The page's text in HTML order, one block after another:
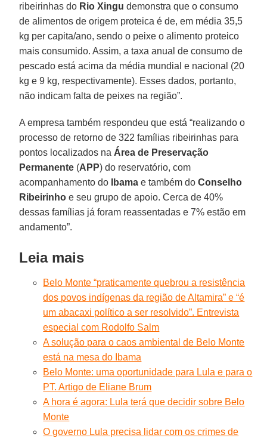
ribeirinhas do Rio Xingu demonstra que o consumo
de alimentos de origem proteica é de, em média 35,5
kg per capita/ano, sendo o peixe o alimento proteico
mais consumido. Assim, a taxa anual de consumo de
pescado está acima da média mundial e nacional (20
kg e 9 kg, respectivamente). Esses dados, portanto,
não indicam falta de peixes na região”.
A empresa também respondeu que está “realizando o
processo de retorno de 322 famílias ribeirinhas para
pontos localizados na Área de Preservação
Permanente (APP) do reservatório, com
acompanhamento do
Ibama e também do Conselho
Ribeirinho e seu grupo de apoio. Cerca de 40%
dessas famílias já foram reassentadas e 7% estão em
andamento”.
Leia mais
Belo Monte “praticamente quebrou a resistência
dos povos indígenas da região de Altamira” e “é
um abacaxi político a ser resolvido”. Entrevista
especial com Rodolfo Salm
A solução para o caos ambiental de Belo Monte
está na mesa do Ibama
Belo Monte: uma oportunidade para Lula e para o
PT. Artigo de Eliane Brum
A hora é agora: Lula terá que decidir sobre Belo
Monte
O governo Lula precisa lidar com os crimes de